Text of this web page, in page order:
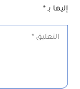
إليها بـ*